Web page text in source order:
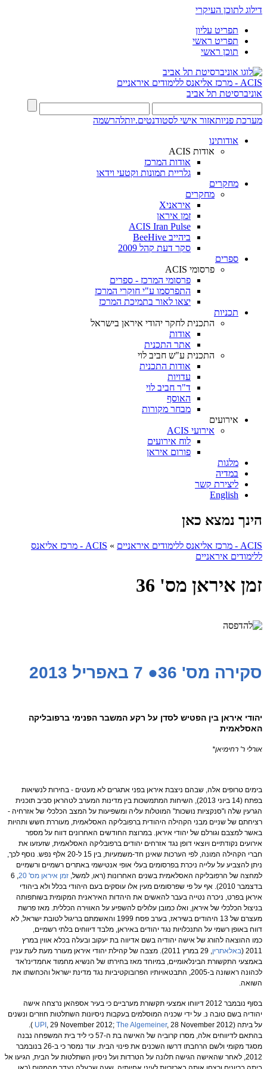
דילוג לתוכן העיקרי
תפריט עליון
תפריט ראשי
תוכן ראשי
ACIS - מרכז אליאנס ללימודים איראניים
אוניברסיטת תל אביב
מערכת פניותאזור אישי לסטודנטים.יותלהרשמה
אודותינו
אודות ACIS
אודות המרכז
גלריית תמונות וקטעי וידאו
מחקרים
מחקרים
איראניX
זמן איראן
ACIS Iran Pulse
ביהייב BeeHive
סקר דעת קהל 2009
ספרים
פרסומי ACIS
פרסומי המרכז - ספרים
התפרסמו ע"י חוקרי המרכז
יצאו לאור בתמיכת המרכז
תכניות
התכנית לחקר יהודי איראן בישראל
אודות
אתר התכנית
התכנית ע"ש חביב לוי
אודות התכנית
עדויות
ד"ר חביב לוי
האוסף
מבחר מקורות
אירועים
אירועי ACIS
לוח אירועים
פורום איראן
מלגות
במדיה
ליצירת קשר
English
הינך נמצא כאן
ACIS - מרכז אליאנס ללימודים איראניים »
ACIS - מרכז אליאנס
ללימודים איראניים
זמן איראן מס' 36
סקירה מס' 36 ● 7 באפריל 2013
יהודי איראן בין הפטיש לסדן על רקע המשבר הפנימי ברפובליקה
האסלאמית
אורלי ר' רחימיאן*
בימים טרופים אלה, שבהם ניצבת איראן בפני אתגרים לא מעטים - בחירות לנשיאות
בפתח (14 ביוני 2013), השיחות המתמשכות בין מדינות המערב לטהראן סביב תוכנית
הגרעין שלה ו"סנקציות נושכות" המוטלות עליה ומשפיעות על המצב הכלכלי של אזרחיה -
רציחתם של שניים מבני הקהילה היהודית ברפובליקה האסלאמית, מעוררת חשש ותהיות
באשר למצבם וגורלם של יהודי איראן. במרוצת החודשים האחרונים דווח על מספר
אירועים נקודתיים ויוצאי דופן נגד אזרחים יהודים ברפובליקה האסלאמית, שזעזעו את
חברי הקהילה המונה, לפי הערכות שאינן חד-משמעיות, בין 15 ל-20 אלף נפש. נוסף לכך,
ניתן להצביע על עלייה ניכרת בפרסומים בעלי אופי אנטישמי באתרים רשמיים ורשמיים
למחצה של הרפובליקה האסלאמית בשנים האחרונות (ראו, למשל, זמן איראן מס' 20
, 6
בדצמבר 2010). אף על פי שפרסומים מעין אלו עוסקים בעם היהודי בכלל ולא ביהודי
איראן בפרט, ניכרה נטייה בעבר להאשים את היהדות האיראנית המקומית בשותפותה
בניצול הכלכלי של איראן, ואלו כמובן עלולים להשפיע על האווירה הכללית. מאז פרשת
מעצרם של 13 היהודים בשיראז, בערב פסח 1999 והאשמתם בריגול לטובת ישראל, לא
דווח באופן רשמי על התנכלויות נגד יהודים באיראן, מלבד דיווחים בלתי רשמיים,
כמו ההוצאה להורג של אישה יהודיה בשם אדיווה בת יעקוב ובעלה בכלא אווין במרץ
2011 ( באלאתרין
, 29 במרץ 2011). מצבה של קהילת יהודי איראן מעורר מעת לעת עניין
באמצעי התקשורת הבינלאומיים, במיוחד מאז בחירתו של הנשיא מחמוד אחמדינז'אד
לכהונה ראשונה ב-2005, התבטאויותיו הפרובוקטיביות נגד מדינת ישראל והכחשתו את
השואה.
בסוף נובמבר 2012 דיווחו אמצעי תקשורת מערביים כי בעיר אספהאן נרצחה אישה
יהודיה בשם טובה נ. על ידי שכניה המוסלמים בעקבות ניסיונות השתלטות חוזרים ונשנים
על ביתה (
UPI , 29 November 2012; The Algemeiner
, 28 November 2012 ).
בהתאם לדיווחים אלה, מסרו קרוביה של האישה בת ה-57 כי ליד בית המשפחה נבנה
מסגד מקומי ולשם הרחבתו דרשו השכנים את פינוי הבית. עוד נמסר כי ב-26 בנובמבר
2012, לאחר שהאישה הגישה תלונה על הטרדות ועל ניסיון השתלטות על הבית, הגיעו אל